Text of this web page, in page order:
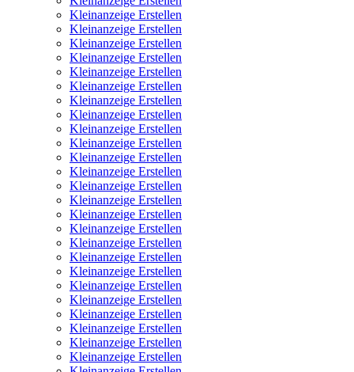
Kleinanzeige Erstellen
Kleinanzeige Erstellen
Kleinanzeige Erstellen
Kleinanzeige Erstellen
Kleinanzeige Erstellen
Kleinanzeige Erstellen
Kleinanzeige Erstellen
Kleinanzeige Erstellen
Kleinanzeige Erstellen
Kleinanzeige Erstellen
Kleinanzeige Erstellen
Kleinanzeige Erstellen
Kleinanzeige Erstellen
Kleinanzeige Erstellen
Kleinanzeige Erstellen
Kleinanzeige Erstellen
Kleinanzeige Erstellen
Kleinanzeige Erstellen
Kleinanzeige Erstellen
Kleinanzeige Erstellen
Kleinanzeige Erstellen
Kleinanzeige Erstellen
Kleinanzeige Erstellen
Kleinanzeige Erstellen
Kleinanzeige Erstellen